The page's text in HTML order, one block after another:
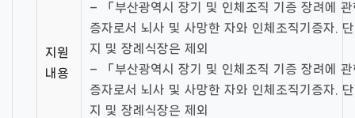
지원
내용
– 「부산광역시 장기 및 인체조직 기증 장려에
증자로서 뇌사 및 사망한 자와 인체조직기증자.
지 및 장례식장은 제외
– 「부산광역시 장기 및 인체조직 기증 장려에
증자로서 뇌사 및 사망한 자와 인체조직기증자.
지 및 장례식장은 제외